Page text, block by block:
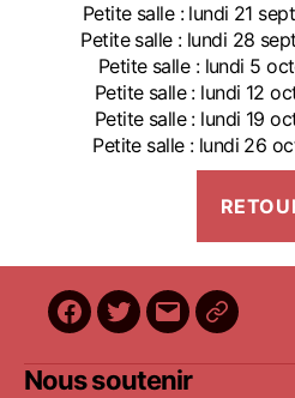
Petite salle : lundi 21
Petite salle : lundi 28
Petite salle : lundi 5
Petite salle : lundi 12
Petite salle : lundi 19
Petite salle : lundi 26
Facebook
Twitter
E-
mail
Nous soutenir